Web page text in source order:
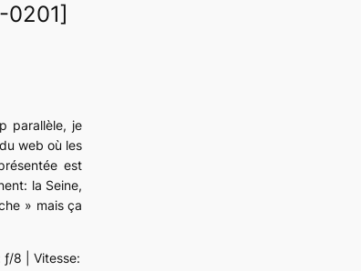
0201]
parallèle, je
web où les
est
la Seine,
» mais ça
8 | Vitesse: